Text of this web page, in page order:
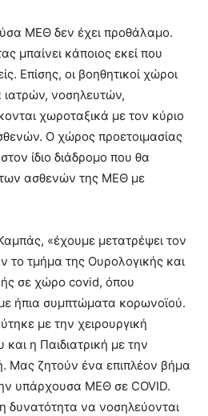
ΜΕΘ δεν έχει προθάλαμο.
μπαίνει κάποιος εκεί που
Επίσης, οι βοηθητικοί χώροι
νοσηλευτών,
χωροταξικά με τον κύριο
Ο χώρος προετοιμασίας
ίδιο διάδρομο που θα
των ασθενών της ΜΕΘ με
«έχουμε μετατρέψει τον
το τμήμα της Ουρολογικής και
σε χώρο covid, όπου
ήπια συμπτώματα κορωνοϊού.
με την χειρουργική
η Παιδιατρική με την
Μας ζητούν ένα επιπλέον βήμα
υπάρχουσα ΜΕΘ σε COVID.
δυνατότητα να νοσηλεύονται